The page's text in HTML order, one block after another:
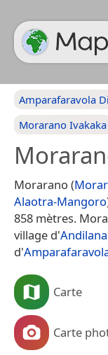
Amparafaravola
Morarano Ivakaka
Morarano (
Alaotra-Mangoro
858 mètres.
village d'
d'
Carte
Carte